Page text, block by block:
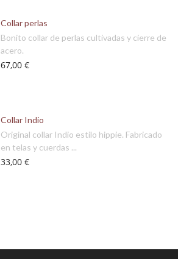
Collar perlas
Bonito collar de perlas cultivadas y cierre de
acero.
67,00 €
Collar Indio
Original collar Indio estilo hippie. Fabricado
en telas y cuerdas ...
33,00 €